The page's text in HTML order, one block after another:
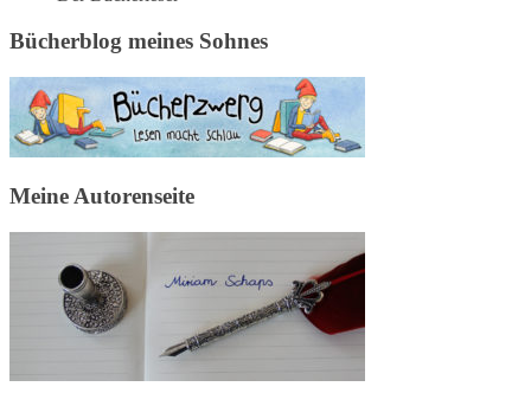
Bücherblog meines Sohnes
Meine Autorenseite